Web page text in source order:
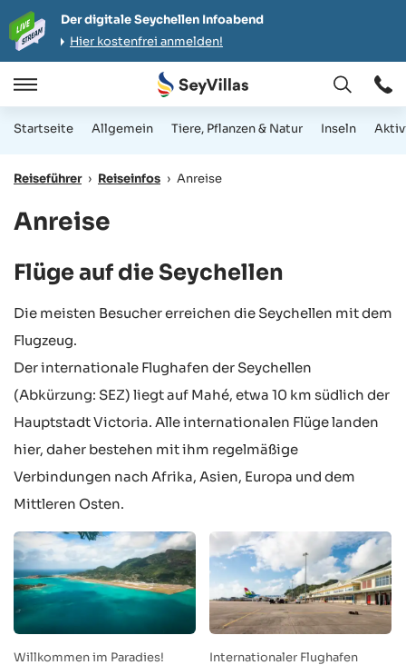
Der digitale Seychellen Infoabend
Hier kostenfrei anmelden!
Schließen
Öffnen
Startseite Allgemein Tiere, Pflanzen & Natur Inseln
Reiseführer › Reiseinfos › Anreise
Anreise
Flüge auf die Seychellen
Die meisten Besucher erreichen die Seychellen mit dem
Flugzeug.
Der internationale Flughafen der Seychellen
(Abkürzung: SEZ) liegt auf Mahé, etwa 10 km südlich der
Hauptstadt Victoria. Alle internationalen Flüge landen
hier, daher bestehen mit ihm regelmäßige
Verbindungen nach Afrika, Asien, Europa und dem
Mittleren Osten.
Willkommen im Paradies!
Internationaler Flughafen